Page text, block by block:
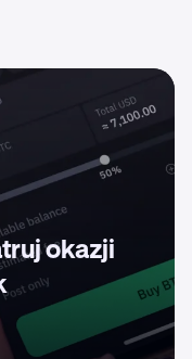
okazji